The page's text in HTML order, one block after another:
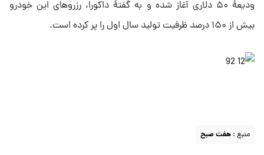
ودیعهٔ ۵۰ دلاری آغاز شده و به گفتهٔ داکورا، رزروهای این خودرو
بیش از ۱۵۰ درصد ظرفیت تولید سال اول را پر کرده است.
منبع : هفت صبح